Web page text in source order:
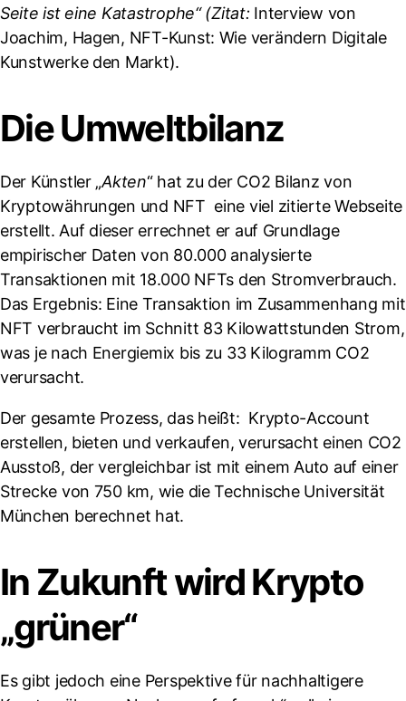
Seite ist eine Katastrophe“(Zitat: Interview von
Joachim, Hagen, NFT-Kunst: Wie verändern Digitale
Kunstwerke den Markt).
Die Umweltbilanz
Der Künstler „Akten“ hat zu der CO2 Bilanz von
Kryptowährungen und NFT eine viel zitierte Webseite
erstellt. Auf dieser errechnet er auf Grundlage
empirischer Daten von 80.000 analysierte
Transaktionen mit 18.000 NFTs den Stromverbrauch.
Das Ergebnis: Eine Transaktion im Zusammenhang mit
NFT verbraucht im Schnitt 83 Kilowattstunden Strom,
was je nach Energiemix bis zu 33 Kilogramm CO2
verursacht.
Der gesamte Prozess, das heißt: Krypto-Account
erstellen, bieten und verkaufen, verursacht einen CO2
Ausstoß, der vergleichbar ist mit einem Auto auf einer
Strecke von 750 km, wie die Technische Universität
München berechnet hat.
In Zukunft wird Krypto
„grüner“
Es gibt jedoch eine Perspektive für nachhaltigere